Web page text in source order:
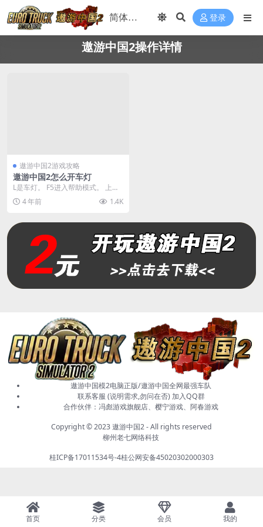
登录
遨游中国2操作详情
遨游中国2游戏攻略
遨游中国2怎么开车灯
L是车灯。 F5进入帮助模式。 上下
左右控制方向盘和前进后退 L是车
灯。 E是发...
4 年前 1.4K
遨游中国模2电脑正版/遨游中国全网最强车队
联系客服 (说明需求,勿问在否) 加入QQ群
合作伙伴： 冯彪游戏旗舰店、樱宁游戏、阿春游戏
Copyright © 2023遨游中国2- All rights reserved
柳州老七网络科技
桂ICP备17011534号-4桂公网安备45020302000303
首页 分类 会员 我的